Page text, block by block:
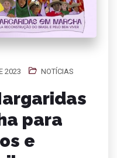
2023 NOTÍCIAS
para
e